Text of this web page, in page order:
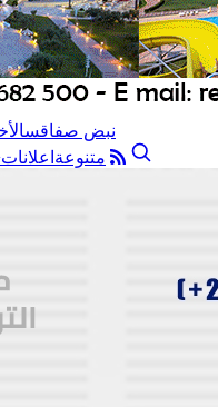
نبض صفاقس
متنوعة